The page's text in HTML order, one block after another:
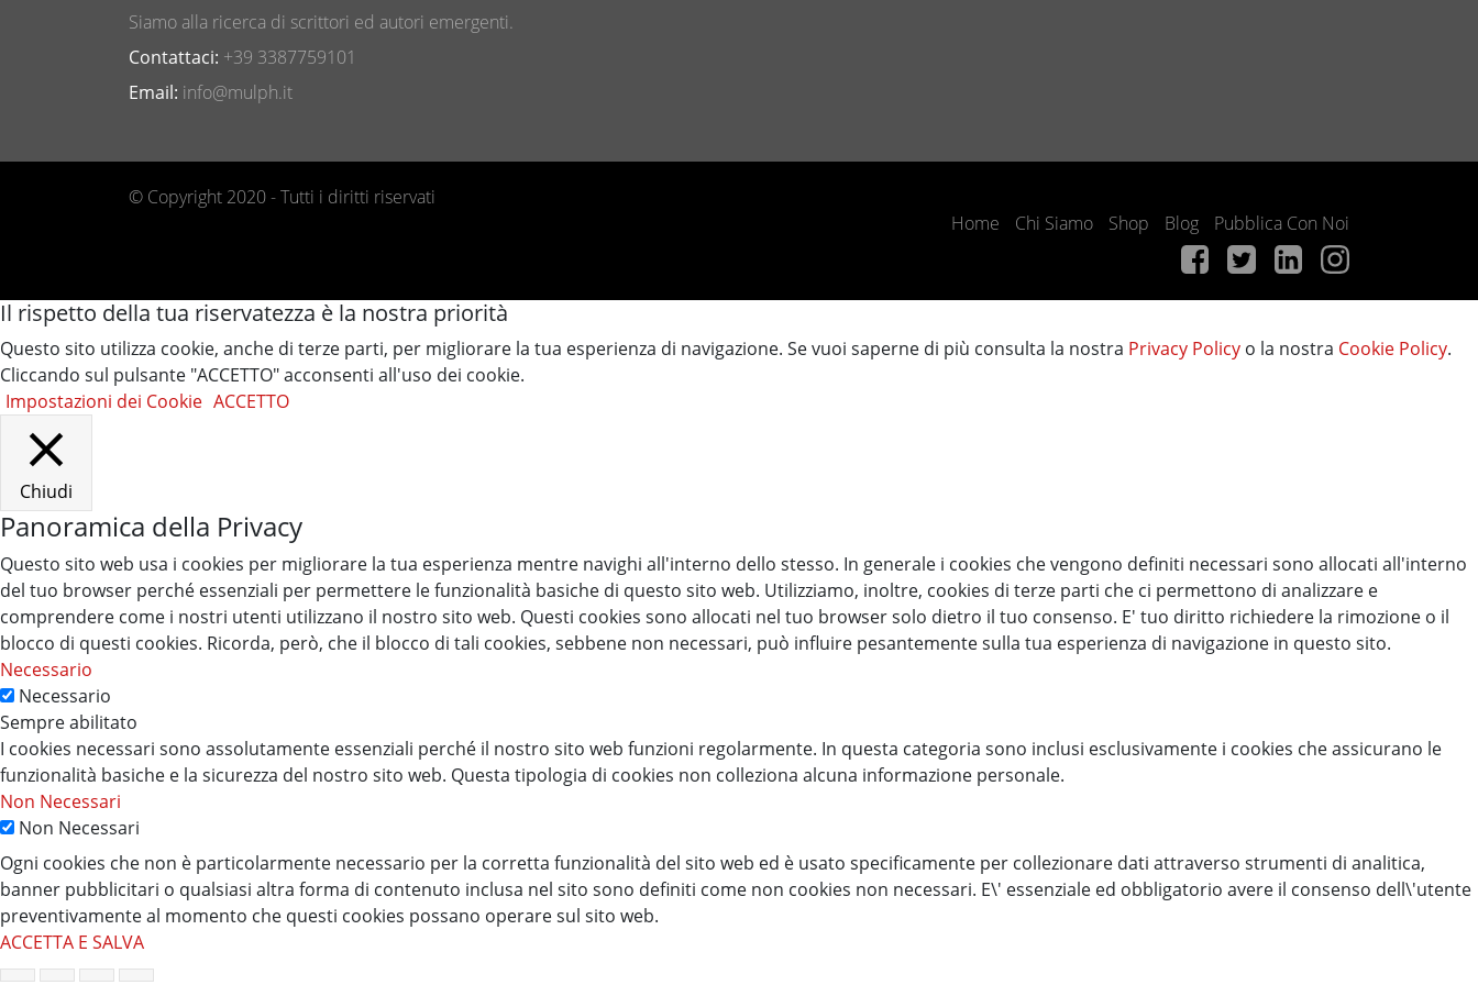
Siamo alla ricerca di scrittori ed autori emergenti.
Contattaci: +39 3387759101
Email: info@mulph.it
© Copyright 2020 - Tutti i diritti riservati
Home
Chi Siamo Shop Blog Pubblica Con Noi
Il rispetto della tua riservatezza è la nostra priorità
Questo sito utilizza cookie, anche di terze parti, per migliorare la tua esperienza di navigazione. Se vuoi saperne di più consulta la nostra Privacy Policy o la nostra Cookie Policy.
Cliccando sul pulsante "ACCETTO" acconsenti all'uso dei cookie.
Impostazioni dei Cookie ACCETTO
Chiudi
Panoramica della Privacy
Questo sito web usa i cookies per migliorare la tua esperienza mentre navighi all'interno dello stesso. In generale i cookies che vengono definiti necessari sono allocati all'interno
del tuo browser perché essenziali per permettere le funzionalità basiche di questo sito web. Utilizziamo, inoltre, cookies di terze parti che ci permettono di analizzare e
comprendere come i nostri utenti utilizzano il nostro sito web. Questi cookies sono allocati nel tuo browser solo dietro il tuo consenso. E' tuo diritto richiedere la rimozione o il
blocco di questi cookies. Ricorda, però, che il blocco di tali cookies, sebbene non necessari, può influire pesantemente sulla tua esperienza di navigazione in questo sito.
Necessario
Necessario
Sempre abilitato
I cookies necessari sono assolutamente essenziali perché il nostro sito web funzioni regolarmente. In questa categoria sono inclusi esclusivamente i cookies che assicurano le
funzionalità basiche e la sicurezza del nostro sito web. Questa tipologia di cookies non colleziona alcuna informazione personale.
Non Necessari
Non Necessari
Ogni cookies che non è particolarmente necessario per la corretta funzionalità del sito web ed è usato specificamente per collezionare dati attraverso strumenti di analitica,
banner pubblicitari o qualsiasi altra forma di contenuto inclusa nel sito sono definiti come non cookies non necessari. E\' essenziale ed obbligatorio avere il consenso dell\'utente
preventivamente al momento che questi cookies possano operare sul sito web.
ACCETTA E SALVA